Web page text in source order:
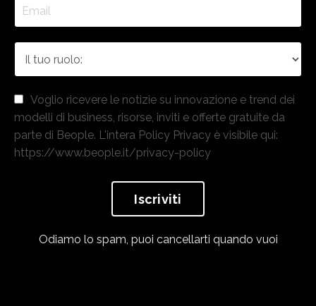
Voglio ricevere le notizie su innovazione e trend dei
modelli di business, risorse, inviti e offerte gratuite da
parte di Beople. L'intera Policy Privacy è visibile qui:
https://www.beople.it/privacy-policy
Iscriviti
Odiamo lo spam, puoi cancellarti quando vuoi